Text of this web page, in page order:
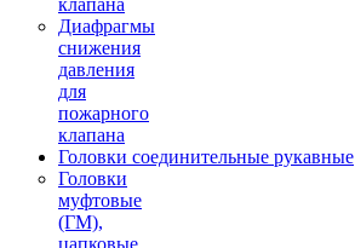
клапана
Диафрагмы
снижения
давления
для
пожарного
клапана
Головки соединительные рукавные
Головки
муфтовые
(ГМ),
цапковые